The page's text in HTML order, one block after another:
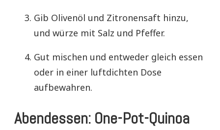
Gib Olivenöl und Zitronensaft hinzu,
und würze mit Salz und Pfeffer.
Gut mischen und entweder gleich essen
oder in einer luftdichten Dose
aufbewahren.
Abendessen: One-Pot-Quinoa